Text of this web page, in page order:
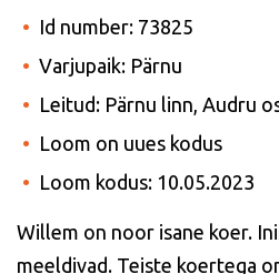
Id number: 73825
Varjupaik: Pärnu
Leitud: Pärnu linn, Audru
Loom on uues kodus
Loom kodus: 10.05.2023
Willem on noor isane koer.
meeldivad. Teiste koertega